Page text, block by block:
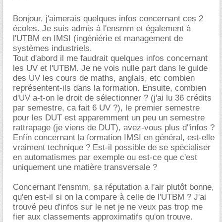
Bonjour, j'aimerais quelques infos concernant ces 2
écoles. Je suis admis à l'ensmm et également à
l'UTBM en IMSI (ingéniérie et management de
systèmes industriels.
Tout d'abord il me faudrait quelques infos concernant
les UV et l'UTBM. Je ne vois nulle part dans le guide
des UV les cours de maths, anglais, etc combien
représentent-ils dans la formation. Ensuite, combien
d'UV a-t-on le droit de sélectionner ? (j'ai lu 36 crédits
par semestre, ca fait 6 UV ?), le premier semestre
pour les DUT est apparemment un peu un semestre
rattrapage (je viens de DUT), avez-vous plus d''infos ?
Enfin concernant la formation IMSI en général, est-elle
vraiment technique ? Est-il possible de se spécialiser
en automatismes par exemple ou est-ce que c'est
uniquement une matière transversale ?
Concernant l'ensmm, sa réputation a l'air plutôt bonne,
qu'en est-il si on la compare à celle de l'UTBM ? J'ai
trouvé peu d'infos sur le net je ne veux pas trop me
fier aux classements approximatifs qu'on trouve.